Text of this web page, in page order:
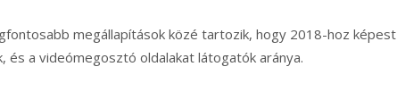
megállapítások közé tartozik, hogy 2018-hoz képest
a videómegosztó oldalakat látogatók aránya.